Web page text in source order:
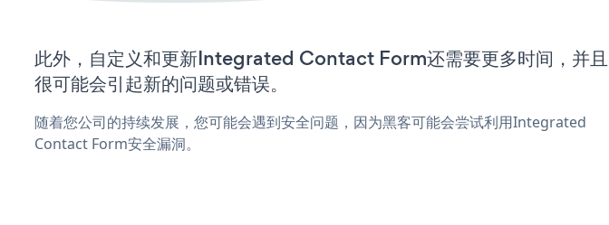
此外，自定义和更新Integrated Contact Form还需要更多时间，并且
很可能会引起新的问题或错误。
随着您公司的持续发展，您可能会遇到安全问题，因为黑客可能会尝试利用Integrated
Contact Form安全漏洞。